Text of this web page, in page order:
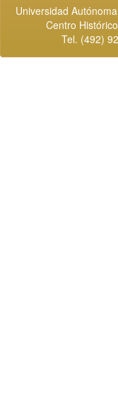
Universidad
Centro
Tel. (492)